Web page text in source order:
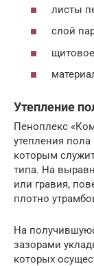
листы
слой
Утепление
Пеноплекс
утепления
которым
типа. На
или гравия,
плотно
На
зазорами
которых